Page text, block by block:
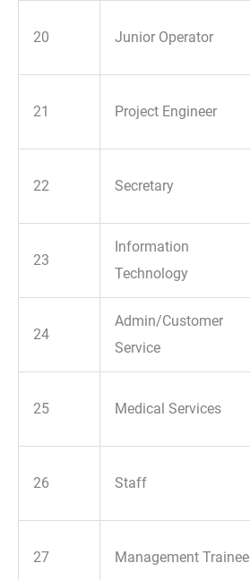
20 Junior Operator
21 Project Engineer
22 Secretary
23
Information
Technology
24
Admin/Customer
Service
25 Medical Services
26 Staff
27 Management Trainee